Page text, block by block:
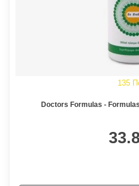
135
Doctors Formulas -